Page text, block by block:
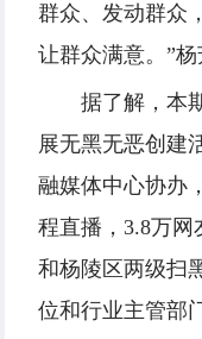
群众、发动群众
让群众满意。”杨
据了解，本
展无黑无恶创建
融媒体中心协办
程直播，3.8万网
和杨陵区两级扫
位和行业主管部